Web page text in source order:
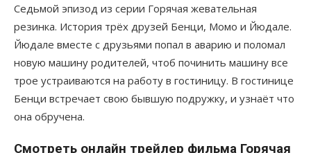
Седьмой эпизод из серии Горячая жевательная
резинка. История трёх друзей Бенци, Момо и Йюдале.
Йюдале вместе с друзьями попал в аварию и поломал
новую машину родителей, чтоб починить машину все
трое устраиваются на работу в гостиницу. В гостинице
Бенци встречает свою бывшую подружку, и узнаёт что
она обручена.
Смотреть онлайн трейлер фильма Горячая